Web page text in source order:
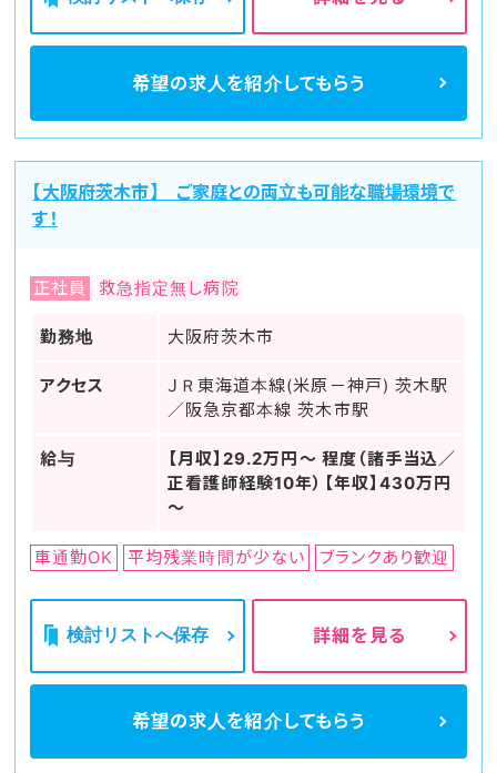
希望の求人を紹介してもらう
【大阪府茨木市】 ご家庭との両立も可能な職場環境で
す！
正社員 救急指定無し病院
勤務地 大阪府茨木市
アクセス
ＪＲ東海道本線(米原－神戸) 茨木駅
／阪急京都本線 茨木市駅
給与
【月収】29.2万円～ 程度（諸手当込／
正看護師経験10年）【年収】430万円
～
車通勤OK 平均残業時間が少ない ブランクあり歓迎
検討リストへ保存 詳細を見る
希望の求人を紹介してもらう